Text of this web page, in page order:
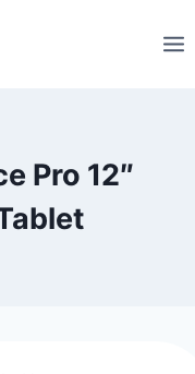
Pro 12″